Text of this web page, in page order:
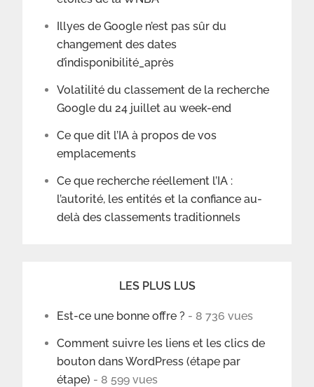
Illyes de Google n’est pas sûr du
changement des dates
d’indisponibilité_après
Volatilité du classement de la recherche
Google du 24 juillet au week-end
Ce que dit l’IA à propos de vos
emplacements
Ce que recherche réellement l’IA :
l’autorité, les entités et la confiance au-
delà des classements traditionnels
LES PLUS LUS
Est-ce une bonne offre ? - 8 736 vues
Comment suivre les liens et les clics de
bouton dans WordPress (étape par
étape) - 8 599 vues